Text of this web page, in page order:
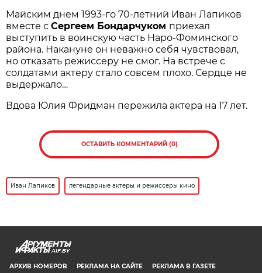
Майским днем 1993-го 70-летний Иван Лапиков
вместе сСергеем Бондарчуком приехал
выступить в воинскую часть Наро-Фоминского
района. Накануне он неважно себя чувствовал,
но отказать режиссеру не смог. На встрече с
солдатами актеру стало совсем плохо. Сердце не
выдержало…
Вдова Юлия Фридман пережила актера на 17 лет.
ОСТАВИТЬ КОММЕНТАРИЙ (0)
Иван Лапиков легендарные актеры и режиссеры кино
AIF.BY
АРХИВ НОМЕРОВ РЕКЛАМА НА САЙТЕ РЕКЛАМА В ГАЗЕТЕ